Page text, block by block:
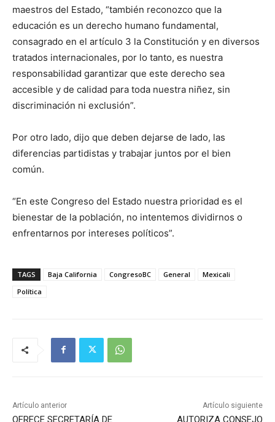
maestros del Estado, “también reconozco que la
educación es un derecho humano fundamental,
consagrado en el artículo 3 la Constitución y en diversos
tratados internacionales, por lo tanto, es nuestra
responsabilidad garantizar que este derecho sea
accesible y de calidad para toda nuestra niñez, sin
discriminación ni exclusión”.
Por otro lado, dijo que deben dejarse de lado, las
diferencias partidistas y trabajar juntos por el bien
común.
“En este Congreso del Estado nuestra prioridad es el
bienestar de la población, no intentemos dividirnos o
enfrentarnos por intereses políticos”.
TAGS Baja California CongresoBC General
Mexicali
Política
Artículo anterior
OFRECE SECRETARÍA DE
Artículo siguiente
AUTORIZA CONSEJO